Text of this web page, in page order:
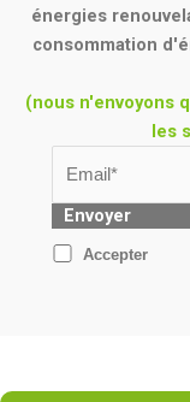
énergies
consommation
(nous n'envoyons
les
Envoyer
Accepter